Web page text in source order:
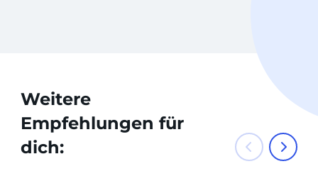
Weitere
Empfehlungen für
dich: